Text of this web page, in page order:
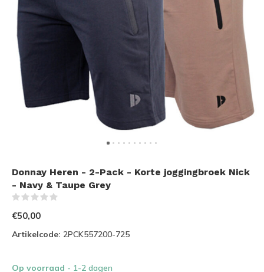
Donnay Heren - 2-Pack - Korte joggingbroek Nick
- Navy & Taupe Grey
€50,00
Artikelcode: 2PCK557200-725
Op voorraad - 1-2 dagen